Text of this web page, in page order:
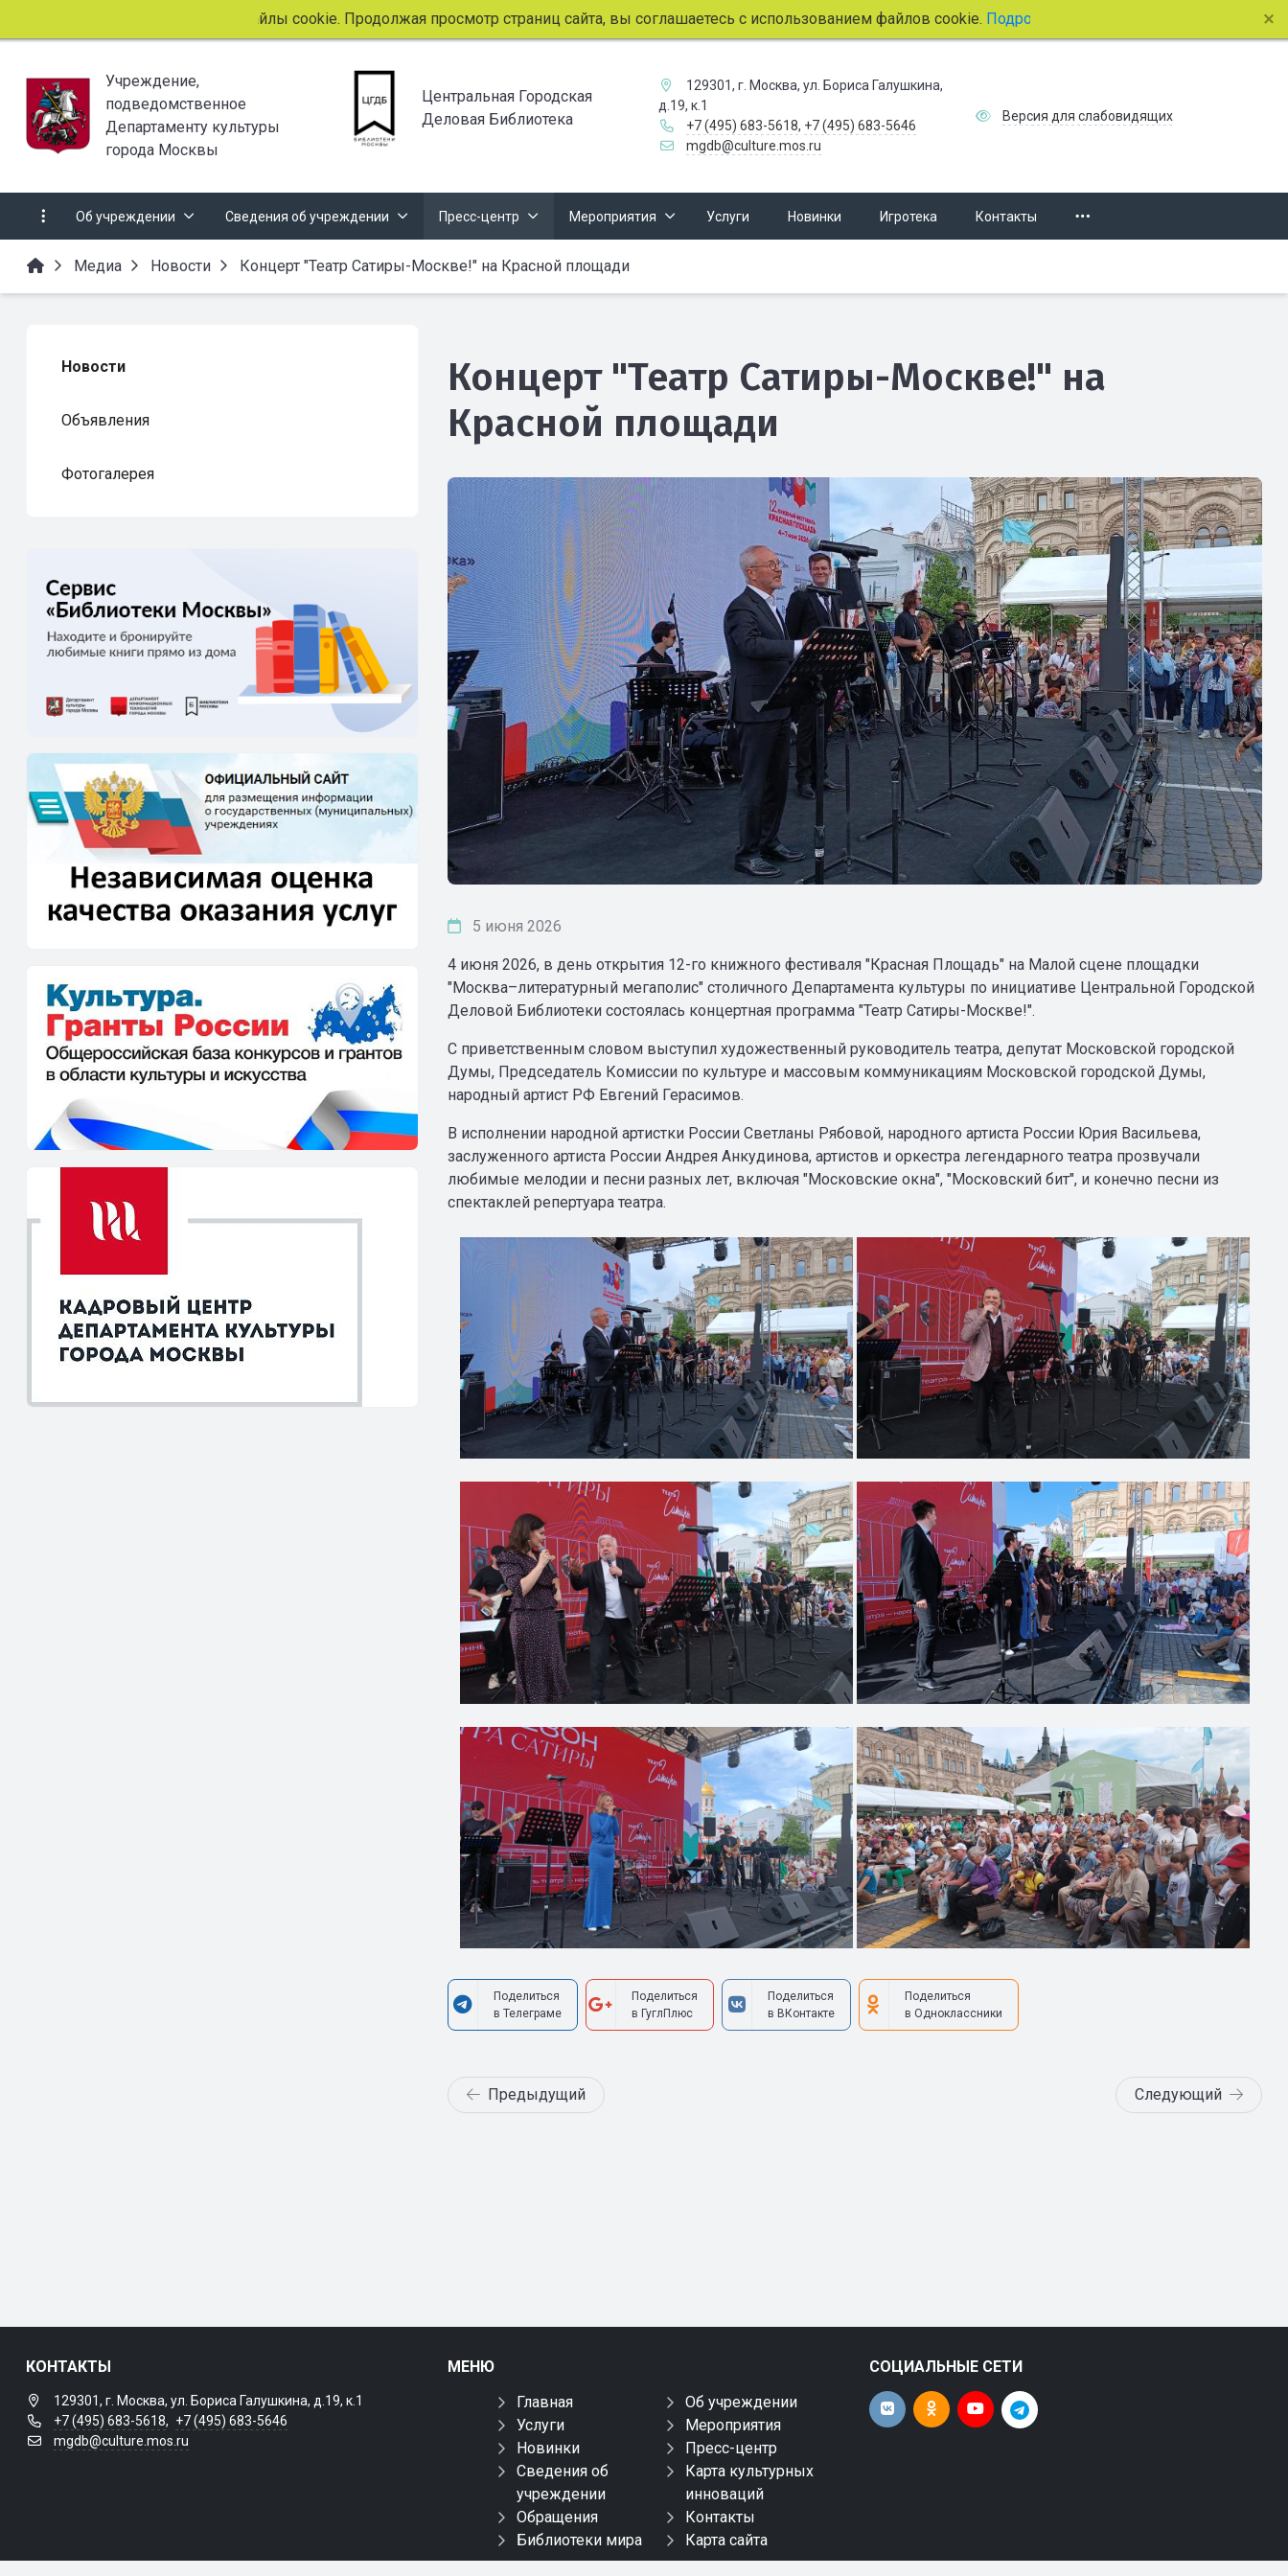
Этот сайт использует файлы cookie. Продолжая просмотр страниц сайта, вы соглашаетесь с использованием файлов cookie.Подробнее.
Учреждение,
подведомственное
Департаменту культуры
города Москвы
Центральная Городская
Деловая Библиотека
129301, г. Москва, ул. Бориса Галушкина,
д.19, к.1
+7 (495) 683-5618, +7 (495) 683-5646
mgdb@culture.mos.ru
Версия для слабовидящих
Об учреждении Сведения об учреждении Пресс-центр Мероприятия Услуги Новинки Игротека Контакты
Медиа Новости Концерт "Театр Сатиры-Москве!" на Красной площади
Новости
Объявления
Фотогалерея
Концерт "Театр Сатиры-Москве!" на
Красной площади
5 июня 2026
4 июня 2026, в день открытия 12-го книжного фестиваля "Красная Площадь" на Малой сцене площадки
"Москва–литературный мегаполис" столичного Департамента культуры по инициативе Центральной Городской
Деловой Библиотеки состоялась концертная программа "Театр Сатиры-Москве!".
С приветственным словом выступил художественный руководитель театра, депутат Московской городской
Думы, Председатель Комиссии по культуре и массовым коммуникациям Московской городской Думы,
народный артист РФ Евгений Герасимов.
В исполнении народной артистки России Светланы Рябовой, народного артиста России Юрия Васильева,
заслуженного артиста России Андрея Анкудинова, артистов и оркестра легендарного театра прозвучали
любимые мелодии и песни разных лет, включая "Московские окна", "Московский бит", и конечно песни из
спектаклей репертуара театра.
Поделиться
в Телеграме
Поделиться
в ГуглПлюс
Поделиться
в ВКонтакте
Поделиться
в Одноклассники
Предыдущий Следующий
КОНТАКТЫ
129301, г. Москва, ул. Бориса Галушкина, д.19, к.1
+7 (495) 683-5618, +7 (495) 683-5646
mgdb@culture.mos.ru
МЕНЮ
Главная
Об учреждении
Услуги
Мероприятия
Новинки
Пресс-центр
Сведения об
учреждении
Карта культурных
инноваций
Обращения
Контакты
Библиотеки мира
Карта сайта
СОЦИАЛЬНЫЕ СЕТИ